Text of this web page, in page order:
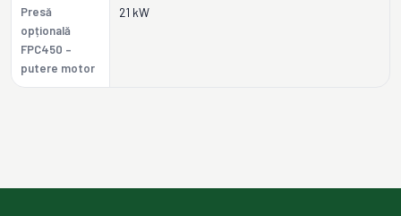
Presă
opțională
FPC450 –
putere motor
21 kW